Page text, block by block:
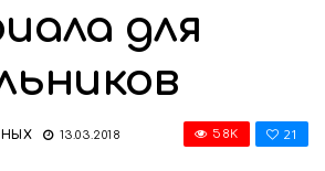
для
13.03.2018 21
58K